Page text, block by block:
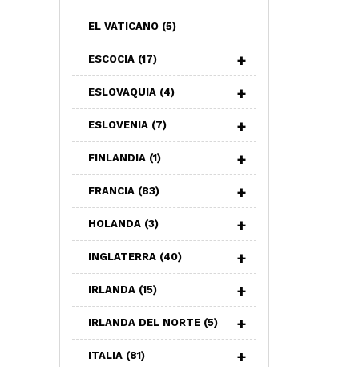
EL VATICANO (5)
ESCOCIA (17)
ESLOVAQUIA (4)
ESLOVENIA (7)
FINLANDIA (1)
FRANCIA (83)
HOLANDA (3)
INGLATERRA (40)
IRLANDA (15)
IRLANDA DEL NORTE (5)
ITALIA (81)